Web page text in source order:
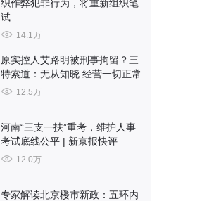
织作弊犯罪行为，将重新组织笔
试
14.1万
原实控人艾路明被刑事拘留？三
特索道：无从知晓 经营一切正常
12.5万
河南“三支一扶”重考，维护人事
考试底线公平 | 新京报快评
12.0万
专家解读北京楼市新政：五环内